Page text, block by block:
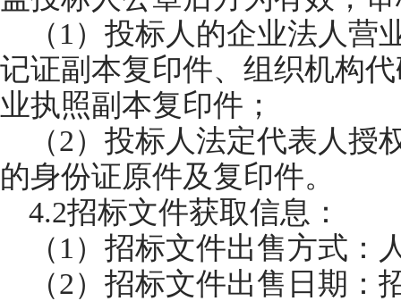
（1）投标人的企业法人
记证副本复印件、组织机构
业执照副本复印件；
（2）投标人法定代表人
的身份证原件及复印件。
4.2招标文件获取信息：
（1）招标文件出售方式：
（2）招标文件出售日期：